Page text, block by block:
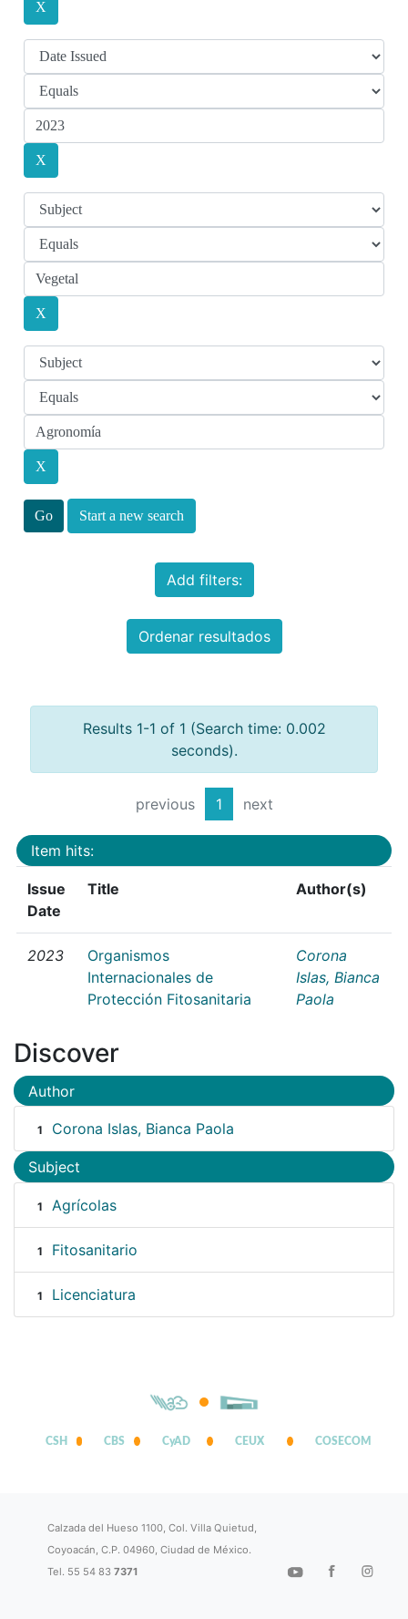
Start a new search
Add filters:
Ordenar resultados
Results 1-1 of 1 (Search time: 0.002
seconds).
previous 1 next
Item hits:
Issue
Date
Title Author(s)
2023
Organismos
Internacionales de
Protección Fitosanitaria
Corona
Islas, Bianca
Paola
Discover
Author
1 Corona Islas, Bianca Paola
Subject
1 Agrícolas
1 Fitosanitario
1 Licenciatura
CSH CBS CyAD CEUX COSECOM
Calzada del Hueso 1100, Col. Villa Quietud,
Coyoacán, C.P. 04960, Ciudad de México.
Tel. 55 54 837371